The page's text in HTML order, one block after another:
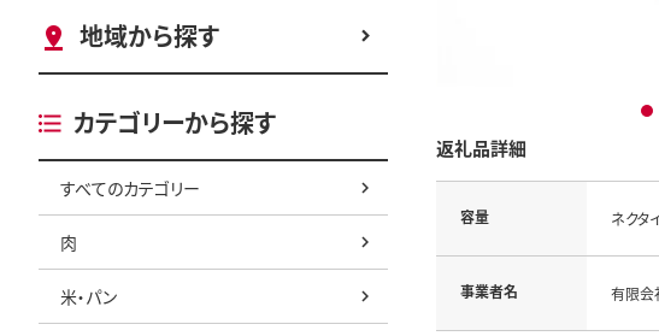
地域から探す
カテゴリーから探す
すべてのカテゴリー
肉
米・パン
1
返礼品詳細
容量 ネクタ
事業者名 有限会